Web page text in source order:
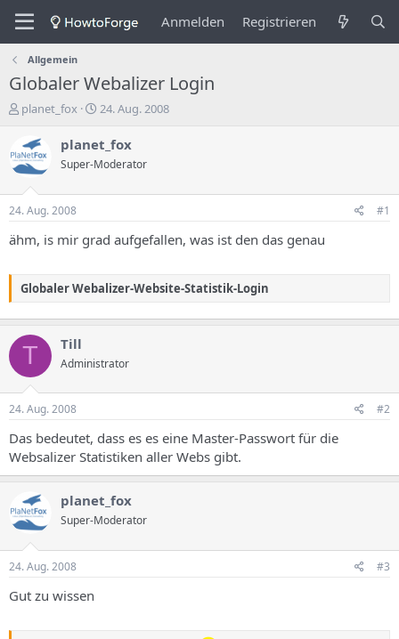
Anmelden Registrieren
Allgemein
Globaler Webalizer Login
E
t
e
e
r
s
h
e
m
s
planet_fox
E
s
e
n
d
t
24. Aug. 2008
planet_fox
Super-Moderator
24. Aug. 2008 #1
ähm, is mir grad aufgefallen, was ist den das genau
Globaler Webalizer-Website-Statistik-Login
T Till
Administrator
24. Aug. 2008 #2
Das bedeutet, dass es es eine Master-Passwort für die
Websalizer Statistiken aller Webs gibt.
planet_fox
Super-Moderator
24. Aug. 2008 #3
Gut zu wissen